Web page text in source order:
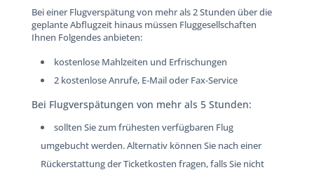
Bei einer Flugverspätung von mehr als 2 Stunden über die
geplante Abflugzeit hinaus müssen Fluggesellschaften
Ihnen Folgendes anbieten:
kostenlose Mahlzeiten und Erfrischungen
2 kostenlose Anrufe, E-Mail oder Fax-Service
Bei Flugverspätungen von mehr als 5 Stunden:
sollten Sie zum frühesten verfügbaren Flug
umgebucht werden. Alternativ können Sie nach einer
Rückerstattung der Ticketkosten fragen, falls Sie nicht